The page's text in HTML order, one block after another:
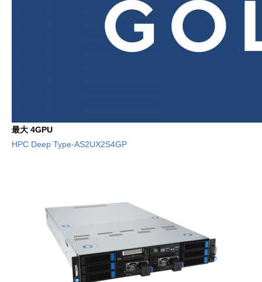
最大 4GPU
HPC Deep Type-AS2UX2S4GP